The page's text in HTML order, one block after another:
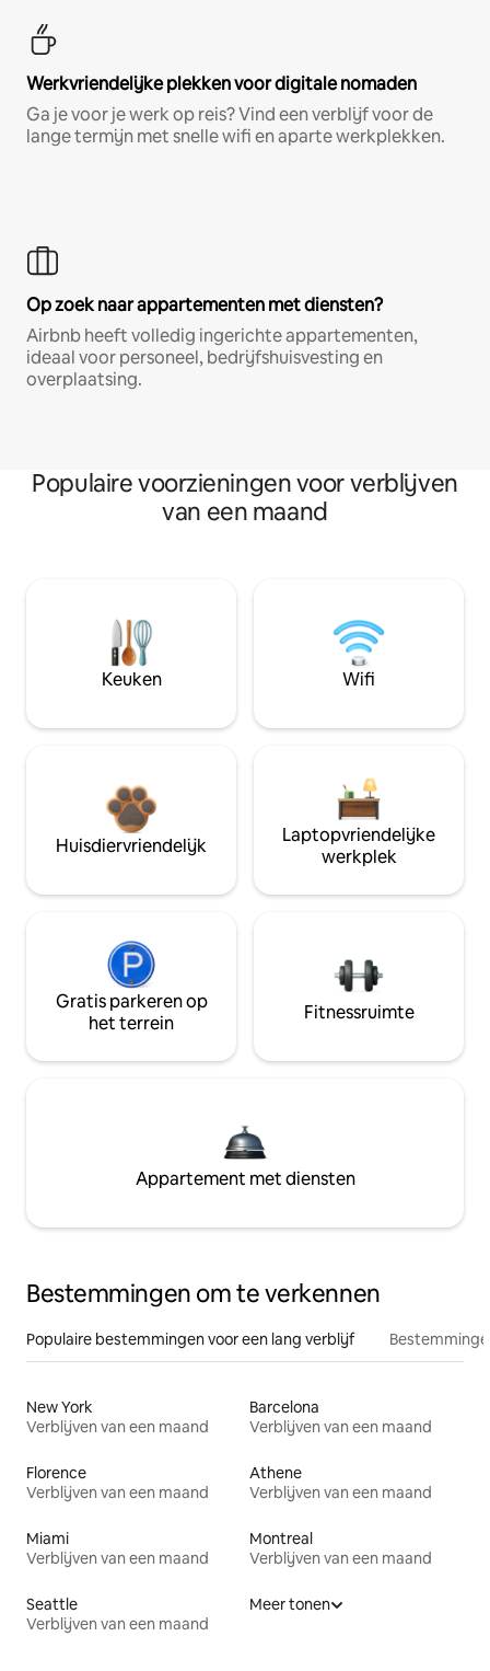
Werkvriendelijke plekken voor digitale nomaden
Ga je voor je werk op reis? Vind een verblijf voor de
lange termijn met snelle wifi en aparte werkplekken.
Op zoek naar appartementen met diensten?
Airbnb heeft volledig ingerichte appartementen,
ideaal voor personeel, bedrijfshuisvesting en
overplaatsing.
Populaire voorzieningen voor verblijven
van een maand
Keuken Wifi
Huisdiervriendelijk
Laptopvriendelijke
werkplek
Gratis parkeren op
het terrein
Fitnessruimte
Appartement met diensten
Bestemmingen om te verkennen
Populaire bestemmingen voor een lang verblijf
New York
Verblijven van een maand
Barcelona
Verblijven van een maand
Florence
Verblijven van een maand
Athene
Verblijven van een maand
Miami
Verblijven van een maand
Montreal
Verblijven van een maand
Seattle
Verblijven van een maand
Meer tonen